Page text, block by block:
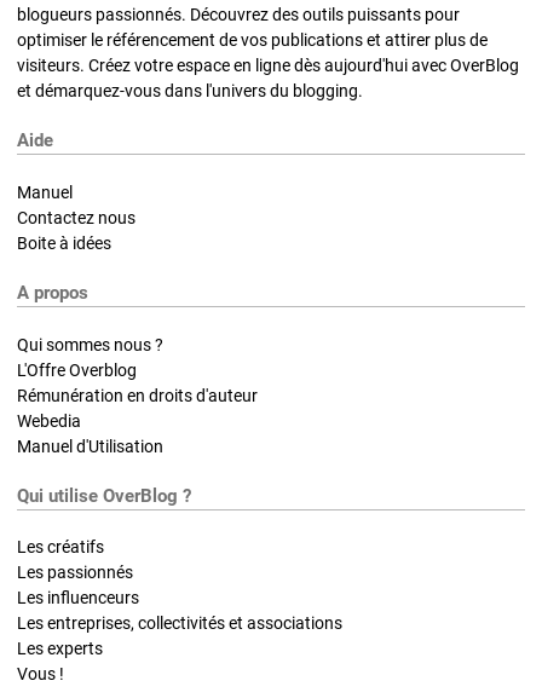
blogueurs passionnés. Découvrez des outils puissants pour
optimiser le référencement de vos publications et attirer plus de
visiteurs. Créez votre espace en ligne dès aujourd'hui avec OverBlog
et démarquez-vous dans l'univers du blogging.
Aide
Manuel
Contactez nous
Boite à idées
A propos
Qui sommes nous ?
L'Offre Overblog
Rémunération en droits d'auteur
Webedia
Manuel d'Utilisation
Qui utilise OverBlog ?
Les créatifs
Les passionnés
Les influenceurs
Les entreprises, collectivités et associations
Les experts
Vous !